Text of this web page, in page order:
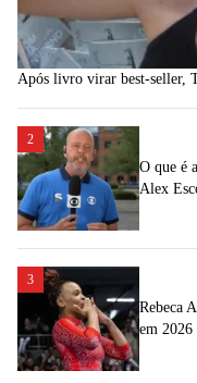
Após livro virar best-seller,
2
O que é
Alex
3
Rebeca
em 2026